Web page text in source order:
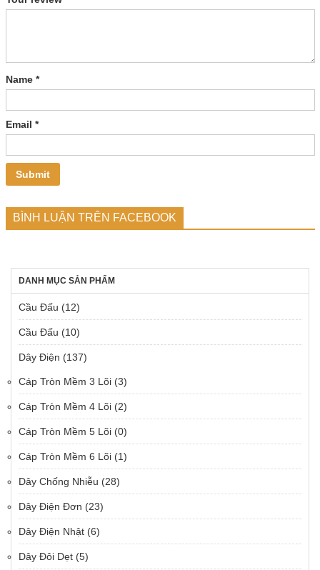
Name *
Email *
BÌNH LUẬN TRÊN FACEBOOK
DANH MỤC SẢN PHẨM
Cầu Đấu (12)
Cầu Đấu (10)
Dây Điện (137)
Cáp Tròn Mềm 3 Lõi (3)
Cáp Tròn Mềm 4 Lõi (2)
Cáp Tròn Mềm 5 Lõi (0)
Cáp Tròn Mềm 6 Lõi (1)
Dây Chống Nhiễu (28)
Dây Điện Đơn (23)
Dây Điện Nhật (6)
Dây Đôi Dẹt (5)